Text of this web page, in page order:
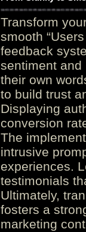
Transform
smooth
feedback
sentiment and
their own
to build trust
Displaying
conversion
The
intrusive
experiences.
testimonials
Ultimately,
fosters a
marketing